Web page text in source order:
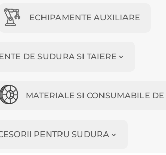
ECHIPAMENTE AUXILIARE
DE SUDURA SI TAIERE
MATERIALE SI CONSUMABILE
PENTRU SUDURA